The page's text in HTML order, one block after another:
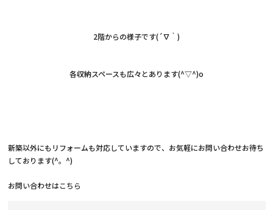
2階からの様子です(´∇｀)
各収納スペースも広々とあります(^▽^)o
新築以外にもリフォームも対応していますので、お気軽にお問い合わせお待ち
しております(^。^)
お問い合わせはこちら